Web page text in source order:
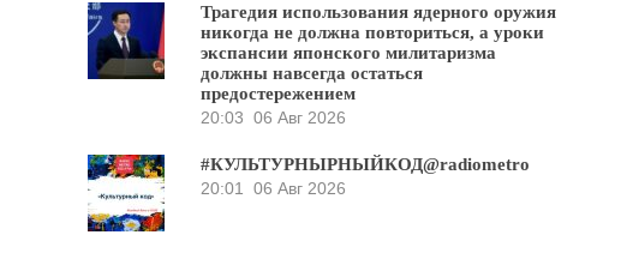
Трагедия использования ядерного оружия
никогда не должна повториться, а уроки
экспансии японского милитаризма
должны навсегда остаться
предостережением
20:03 06 Авг 2026
#КУЛЬТУРНЫРНЫЙКОД@radiometro
20:01
06 Авг 2026